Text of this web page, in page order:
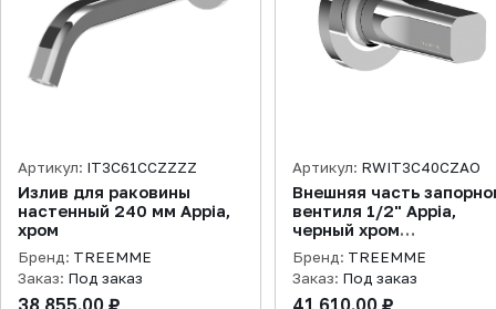
Артикул: IT3C61CCZZZZ
Излив для раковины
настенный 240 мм Appia,
хром
Бренд: TREEMME
Заказ: Под заказ
38 855.00 ₽
Артикул: RWIT3C40CZAO
Внешняя часть
вентиля 1/2" Appia,
черный хром
брашированный
Бренд: TREEMME
Заказ: Под заказ
41 610.00 ₽